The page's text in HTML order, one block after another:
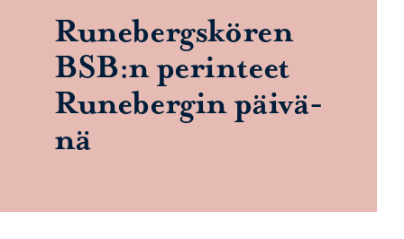
Ru­ne­bergs­kö­ren
BSB:n pe­rin­teet
Ru­ne­ber­gin päi­vä­
nä